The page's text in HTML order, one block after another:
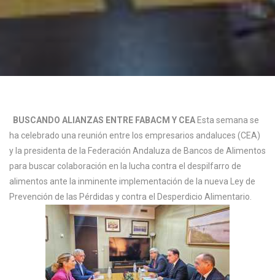
BUSCANDO ALIANZAS ENTRE FABACM Y CEA Esta semana se
ha celebrado una reunión entre los empresarios andaluces (CEA)
y la presidenta de la Federación Andaluza de Bancos de Alimentos
para buscar colaboración en la lucha contra el despilfarro de
alimentos ante la inminente implementación de la nueva Ley de
Prevención de las Pérdidas y contra el Desperdicio Alimentario.